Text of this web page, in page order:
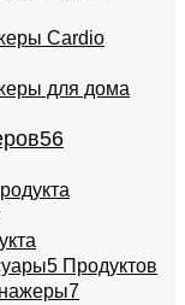
Cardio
для дома
56
5 Продуктов
7